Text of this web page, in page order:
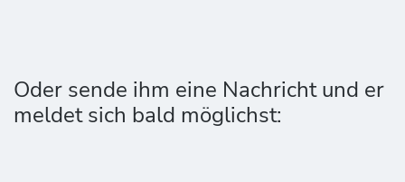
Oder sende ihm eine Nachricht und er
meldet sich bald möglichst: